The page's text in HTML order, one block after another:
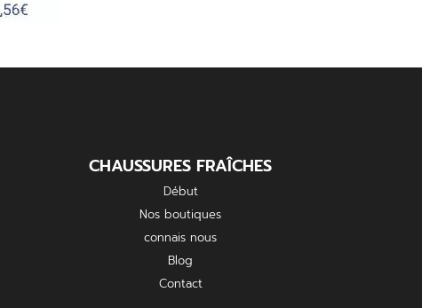
CHAUSSURES FRAÎCHES
Début
Nos boutiques
connais nous
Blog
Contact